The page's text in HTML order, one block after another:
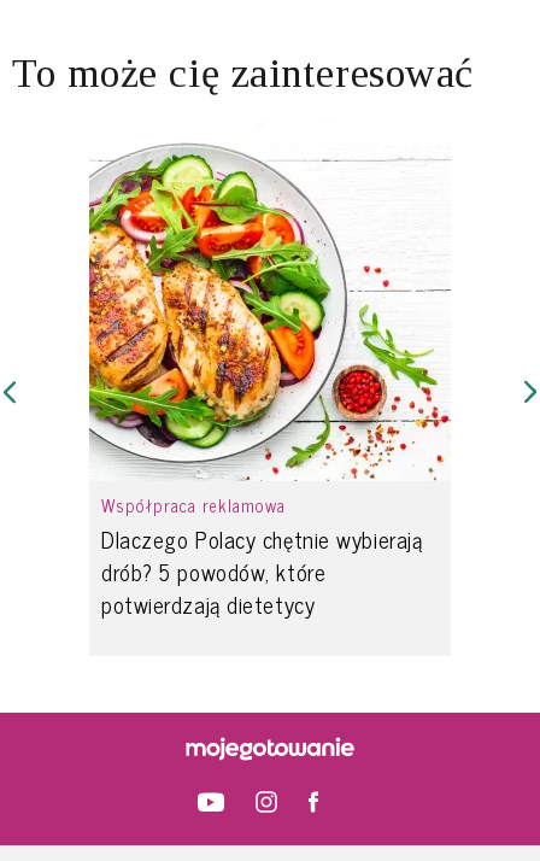
To może cię zainteresować
Współpraca reklamowa
Dlaczego Polacy chętnie wybierają
drób? 5 powodów, które
potwierdzają dietetycy